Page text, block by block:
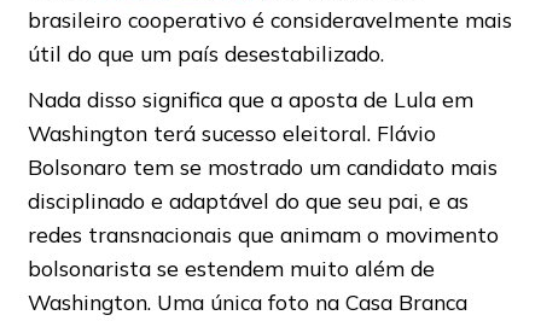
brasileiro cooperativo é consideravelmente mais
útil do que um país desestabilizado.
Nada disso significa que a aposta de Lula em
Washington terá sucesso eleitoral. Flávio
Bolsonaro tem se mostrado um candidato mais
disciplinado e adaptável do que seu pai, e as
redes transnacionais que animam o movimento
bolsonarista se estendem muito além de
Washington. Uma única foto na Casa Branca